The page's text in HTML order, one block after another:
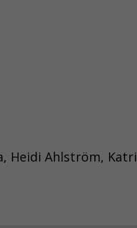
Heidi Ahlström, Katri